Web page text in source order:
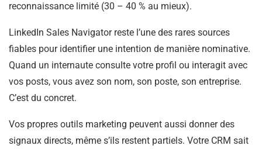
reconnaissance limité (30 – 40 % au mieux).
LinkedIn Sales Navigator reste l’une des rares sources
fiables pour identifier une intention de manière nominative.
Quand un internaute consulte votre profil ou interagit avec
vos posts, vous avez son nom, son poste, son entreprise.
C’est du concret.
Vos propres outils marketing peuvent aussi donner des
signaux directs, même s’ils restent partiels. Votre CRM sait